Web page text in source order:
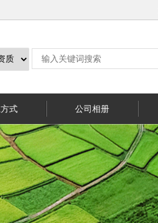
式 公司相册